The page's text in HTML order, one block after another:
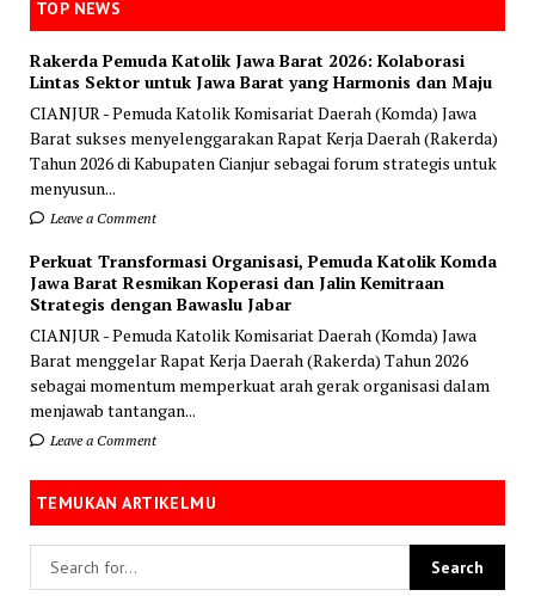
TOP NEWS
Rakerda Pemuda Katolik Jawa Barat 2026: Kolaborasi
Lintas Sektor untuk Jawa Barat yang Harmonis dan Maju
CIANJUR - Pemuda Katolik Komisariat Daerah (Komda) Jawa
Barat sukses menyelenggarakan Rapat Kerja Daerah (Rakerda)
Tahun 2026 di Kabupaten Cianjur sebagai forum strategis untuk
menyusun...
Leave a Comment
Perkuat Transformasi Organisasi, Pemuda Katolik Komda
Jawa Barat Resmikan Koperasi dan Jalin Kemitraan
Strategis dengan Bawaslu Jabar
CIANJUR - Pemuda Katolik Komisariat Daerah (Komda) Jawa
Barat menggelar Rapat Kerja Daerah (Rakerda) Tahun 2026
sebagai momentum memperkuat arah gerak organisasi dalam
menjawab tantangan...
Leave a Comment
TEMUKAN ARTIKELMU